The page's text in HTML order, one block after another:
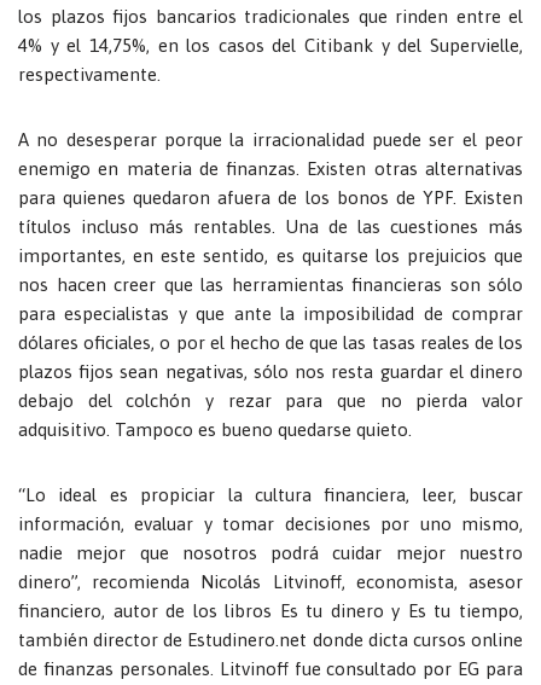
los plazos fijos bancarios tradicionales que rinden entre el
4% y el 14,75%, en los casos del Citibank y del Supervielle,
respectivamente.
A no desesperar porque la irracionalidad puede ser el peor
enemigo en materia de finanzas. Existen otras alternativas
para quienes quedaron afuera de los bonos de YPF. Existen
títulos incluso más rentables. Una de las cuestiones más
importantes, en este sentido, es quitarse los prejuicios que
nos hacen creer que las herramientas financieras son sólo
para especialistas y que ante la imposibilidad de comprar
dólares oficiales, o por el hecho de que las tasas reales de los
plazos fijos sean negativas, sólo nos resta guardar el dinero
debajo del colchón y rezar para que no pierda valor
adquisitivo. Tampoco es bueno quedarse quieto.
“Lo ideal es propiciar la cultura financiera, leer, buscar
información, evaluar y tomar decisiones por uno mismo,
nadie mejor que nosotros podrá cuidar mejor nuestro
dinero”, recomienda Nicolás Litvinoff, economista, asesor
financiero, autor de los libros Es tu dinero y Es tu tiempo,
también director de Estudinero.net donde dicta cursos online
de finanzas personales. Litvinoff fue consultado por EG para